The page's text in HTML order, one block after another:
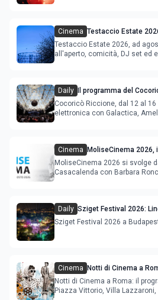
Cinema Testaccio Estate
Ferragosto
Testaccio Estate 2026, ad
all'aperto, comicità, DJ set ed
Daily
Il programma del
agosto 2026
Cocoricò Riccione, dal 12 al
elettronica con Galactica,
Cinema
MoliseCinema 2026,
MoliseCinema 2026 si svolge
Casacalenda con Barbara
Daily Sziget Festival 2026:
Sziget Festival 2026 a
Cinema
Notti di Cinema a
agosto
Notti di Cinema a Roma: il
Piazza Vittorio, Villa